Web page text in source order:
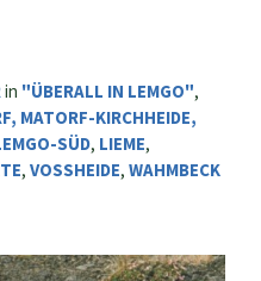
in "ÜBERALL IN LEMGO",
MATORF-KIRCHHEIDE,
SÜD, LIEME,
, VOSSHEIDE , WAHMBECK